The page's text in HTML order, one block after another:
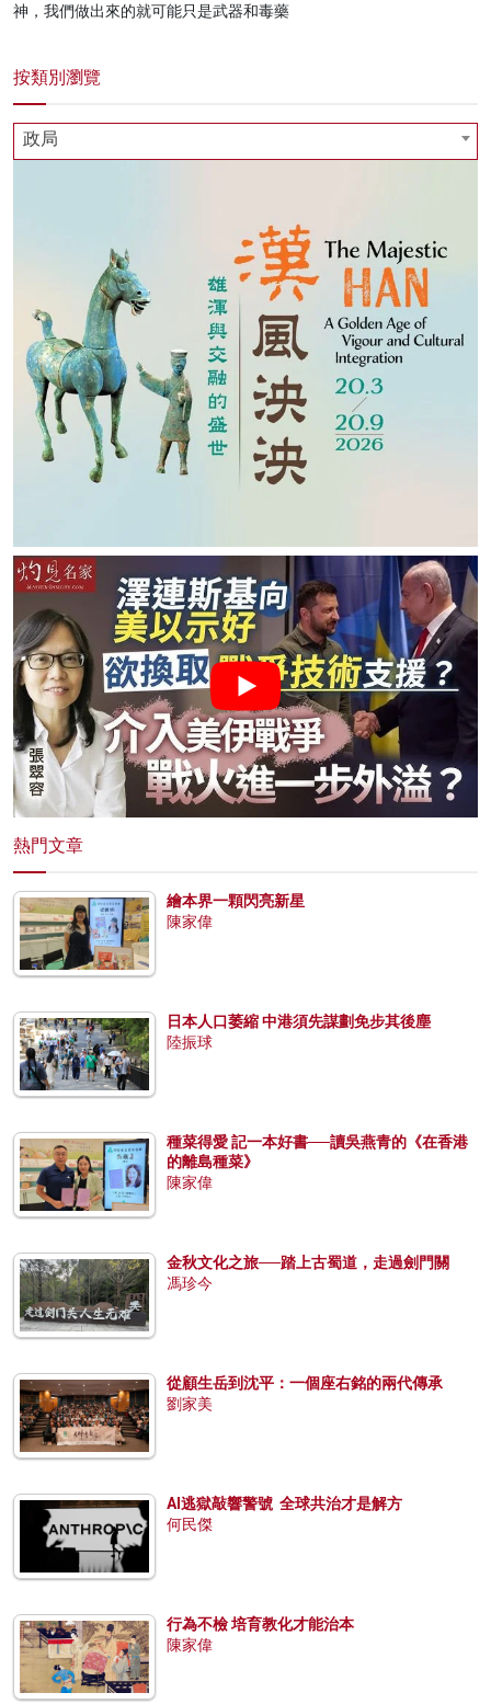
神，我們做出來的就可能只是武器和毒藥
按類別瀏覽
政局
熱門文章
繪本界一顆閃亮新星
陳家偉
日本人口萎縮 中港須先謀劃免步其後塵
陸振球
種菜得愛 記一本好書──讀吳燕青的《在香港
的離島種菜》
陳家偉
金秋文化之旅──踏上古蜀道，走過劍門關
馮珍今
從顧生岳到沈平：一個座右銘的兩代傳承
劉家美
AI逃獄敲響警號 全球共治才是解方
何民傑
行為不檢 培育教化才能治本
陳家偉